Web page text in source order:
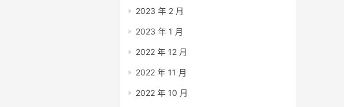
2023 年 2 月
2023 年 1 月
2022 年 12 月
2022 年 11 月
2022 年 10 月